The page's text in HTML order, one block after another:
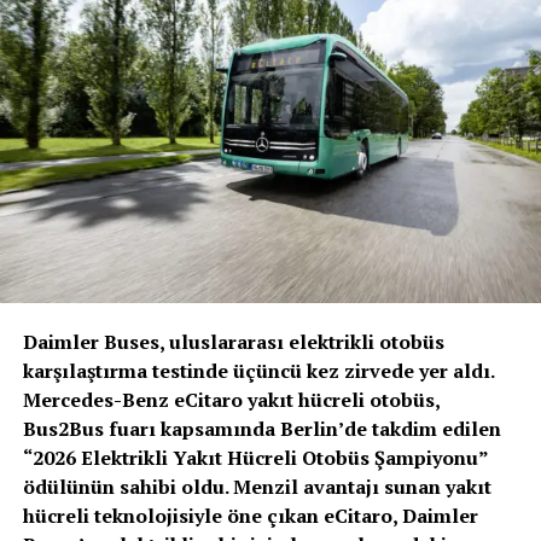
batarya elektrikli kamyonlarla mümkün olmayacaktır.
Ortağımız Volvo Group ile birlikte yürüttüğümüz yakıt
hücresi ortak girişimimiz cellcentric ile, teknolojinin
geliştirilmesi ve seri üretime geçmesi için emin adımlarla
ilerliyoruz. Gerekli hidrojen altyapısı olarak, yeşil
hidrojen uzun vadede tek mantıklı yol olarak öne
çıkıyor.” dedi.
Yeni iş birliğini değerlendirenVolvo
Group CEO’su Martin Lundstedtise,
“Paris Anlaşması’nın hedeflerine en geç 2050 yılına
kadar ulaşmak ve böylece CO2 nötr hale gelmek
hepimizin önceliği. Hidrojen bazlı yakıt hücresi
teknolojisinin, CO2 nötr hedefine ulaşmada önemli bir
rol oynayacağına inanıyoruz. Bu, sadece makinelerin ve
araçların elektrikliye geçişinden çok daha fazlasını
bünyesinde barındırıyor. Gerekli teknoloji ve altyapıyı
Daimler Buses, uluslararası elektrikli otobüs
karşılaştırma testinde üçüncü kez zirvede yer aldı.
Mercedes-Benz eCitaro yakıt hücreli otobüs,
Bus2Bus fuarı kapsamında Berlin’de takdim edilen
“2026 Elektrikli Yakıt Hücreli Otobüs Şampiyonu”
ödülünün sahibi oldu. Menzil avantajı sunan yakıt
hücreli teknolojisiyle öne çıkan eCitaro, Daimler